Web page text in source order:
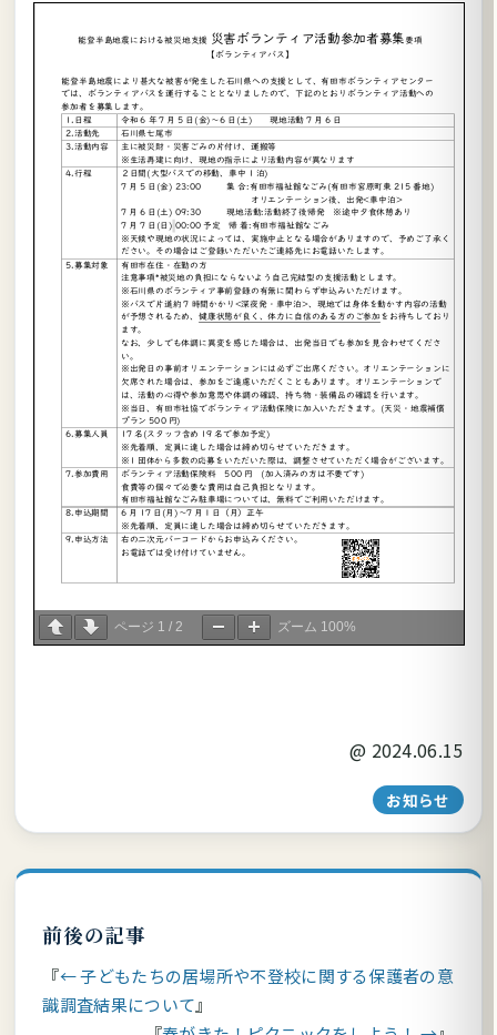
ページ 1 /2 ズーム 100%
@ 2024.06.15
お知らせ
前後の記事
← 子どもたちの居場所や不登校に関する保護者の意
識調査結果について